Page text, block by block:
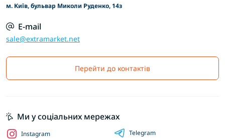
м. Київ, бульвар Миколи Руденко, 14з
E-mail
sale@extramarket.net
Перейти до контактів
Ми у соціальних мережах
Instagram Telegram